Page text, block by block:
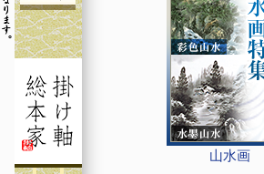
山水画